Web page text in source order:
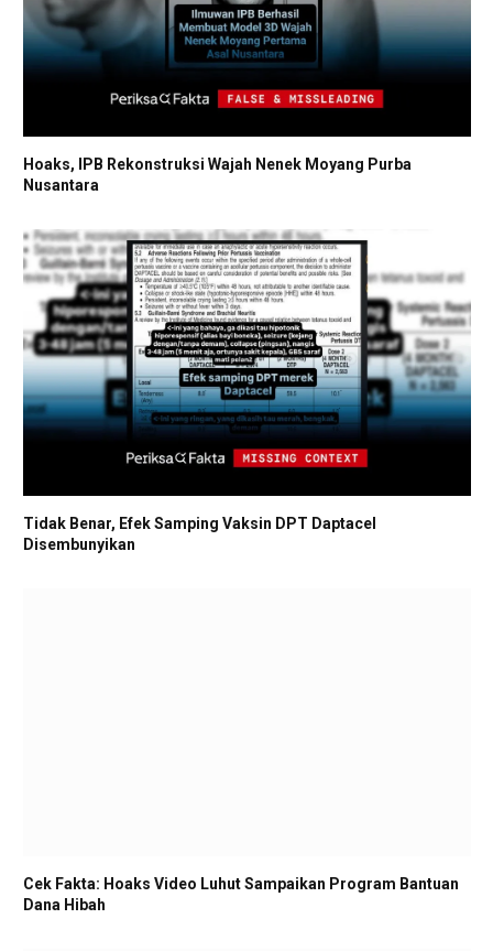
Hoaks, IPB Rekonstruksi Wajah Nenek Moyang Purba
Nusantara
Tidak Benar, Efek Samping Vaksin DPT Daptacel
Disembunyikan
Cek Fakta: Hoaks Video Luhut Sampaikan Program Bantuan
Dana Hibah